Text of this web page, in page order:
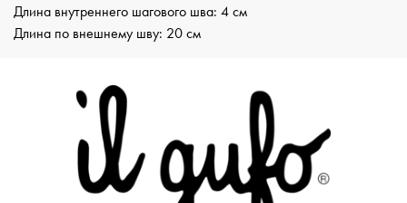
Длина внутреннего шагового шва: 4 см
Длина по внешнему шву: 20 см